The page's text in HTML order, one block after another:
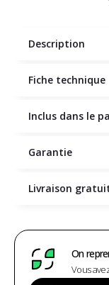
Description
Fiche technique
Inclus dans le
Garantie
Livraison
On
Vous